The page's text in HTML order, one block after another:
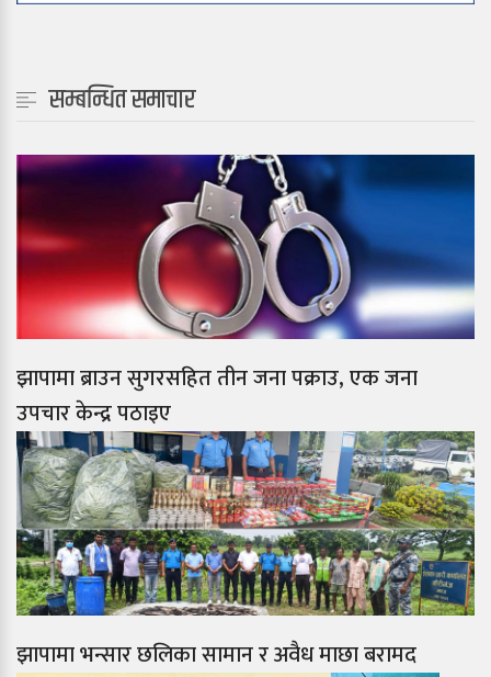
सम्बन्धित समाचार
झापामा ब्राउन सुगरसहित तीन जना पक्राउ, एक जना
उपचार केन्द्र पठाइए
झापामा भन्सार छलिका सामान र अवैध माछा बरामद